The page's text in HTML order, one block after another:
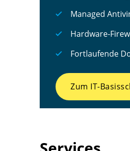
Managed
Hardware-
Fortlaufende
Zum IT-